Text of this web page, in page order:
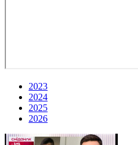
2023
2024
2025
2026